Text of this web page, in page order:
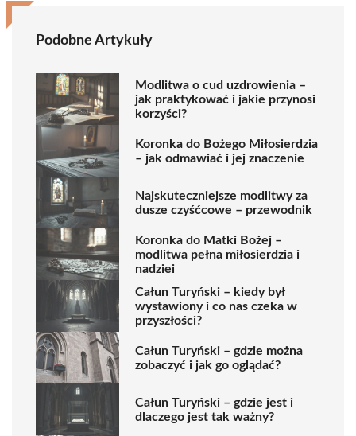
Podobne Artykuły
Modlitwa o cud uzdrowienia –
jak praktykować i jakie przynosi
korzyści?
Koronka do Bożego Miłosierdzia
– jak odmawiać i jej znaczenie
Najskuteczniejsze modlitwy za
dusze czyśćcowe – przewodnik
Koronka do Matki Bożej –
modlitwa pełna miłosierdzia i
nadziei
Całun Turyński – kiedy był
wystawiony i co nas czeka w
przyszłości?
Całun Turyński – gdzie można
zobaczyć i jak go oglądać?
Całun Turyński – gdzie jest i
dlaczego jest tak ważny?